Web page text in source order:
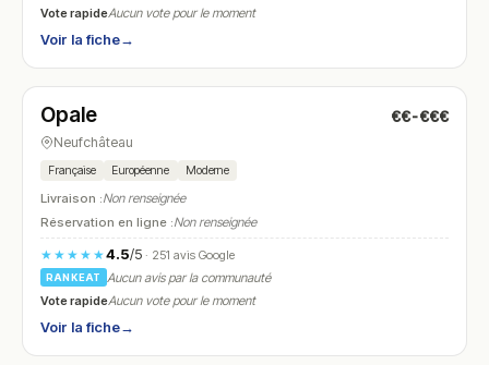
Vote rapideAucun vote pour le moment
Voir la fiche→
N° 11
Opale €€-€€€
Neufchâteau
Française Européenne Moderne
Livraison :Non renseignée
Réservation en ligne :Non renseignée
★★★★★4.5/5· 251 avis Google
RANKEAT
Aucun avis par la communauté
Vote rapideAucun vote pour le moment
Voir la fiche→